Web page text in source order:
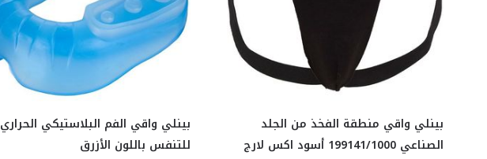
بينلي واقي منطقة الفخذ من الجلد
الصناعي 199141/1000 أسود اكس لارج
بينلي واقي الفم البلاستيكي الحراري
للتنفس باللون الأزرق